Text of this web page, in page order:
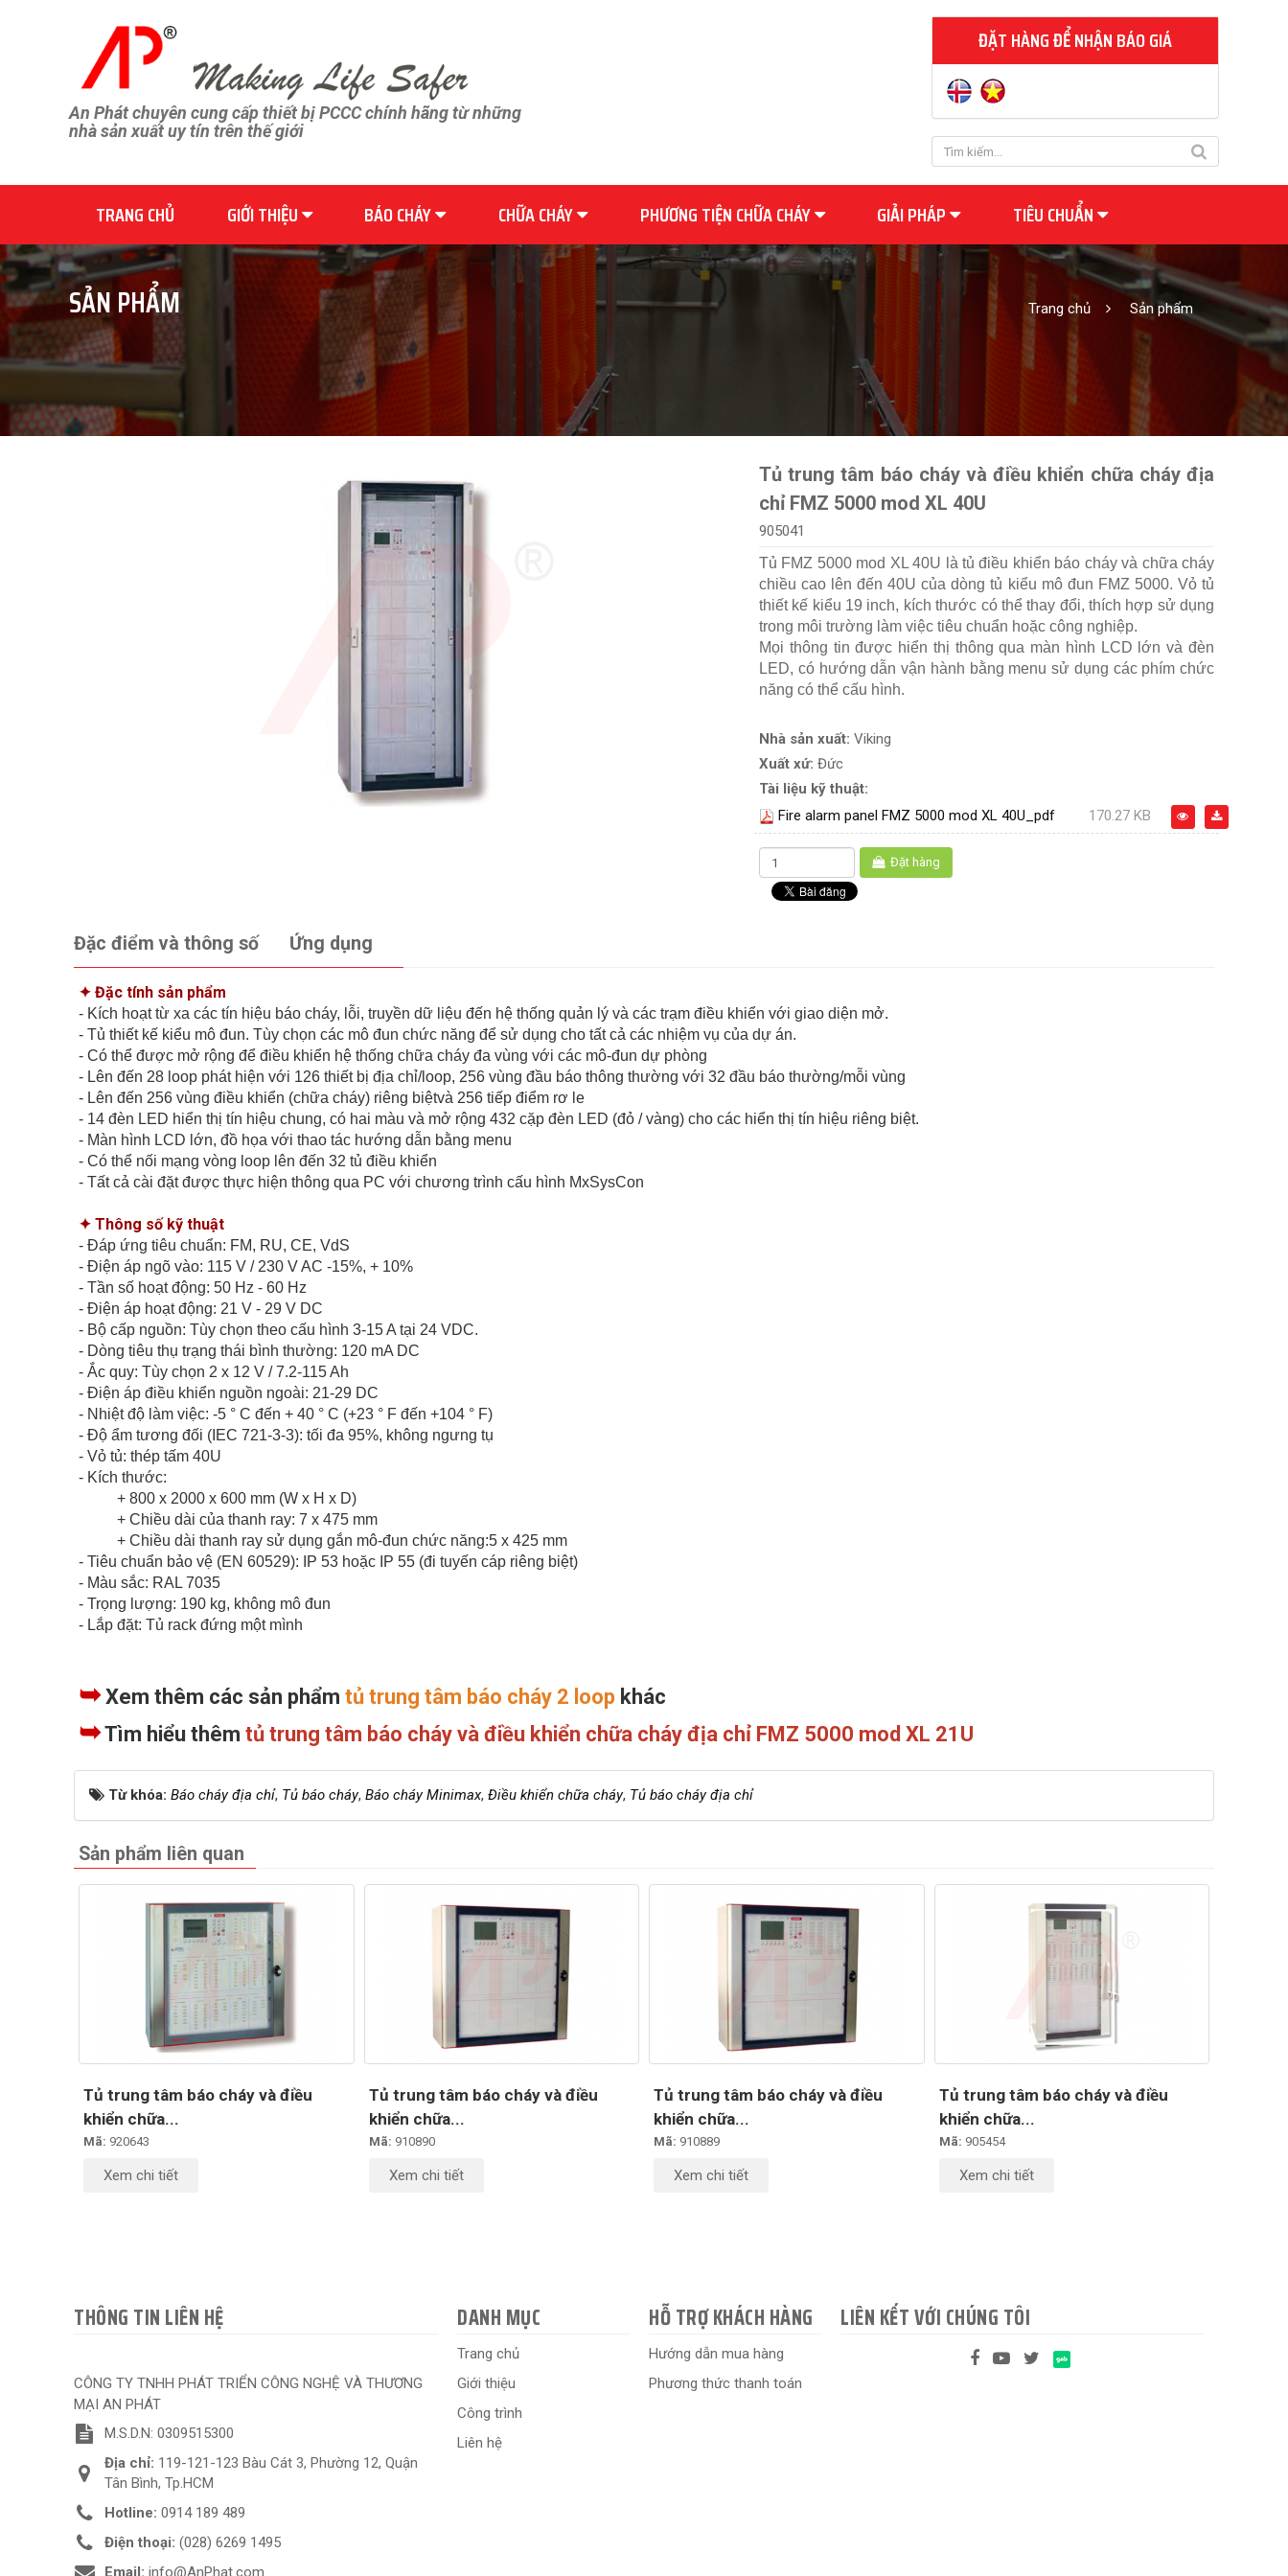
An Phát chuyên cung cấp thiết bị PCCC chính hãng từ những
nhà sản xuất uy tín trên thế giới
ĐẶT HÀNG ĐỂ NHẬN BÁO GIÁ
TRANG CHỦ GIỚI THIỆU BÁO CHÁY CHỮA CHÁY PHƯƠNG TIỆN CHỮA CHÁY GIẢI PHÁP TIÊU CHUẨN
SẢN PHẨM Trang chủ Sản phẩm
Tủ trung tâm báo cháy và điều khiển chữa cháy địa
chỉ FMZ 5000 mod XL 40U
905041
Tủ FMZ 5000 mod XL 40U là tủ điều khiển báo cháy và chữa cháy
chiều cao lên đến 40U của dòng tủ kiểu mô đun FMZ 5000. Vỏ tủ
thiết kế kiểu 19 inch, kích thước có thể thay đổi, thích hợp sử dụng
trong môi trường làm việc tiêu chuẩn hoặc công nghiệp.
Mọi thông tin được hiển thị thông qua màn hình LCD lớn và đèn
LED, có hướng dẫn vận hành bằng menu sử dụng các phím chức
năng có thể cấu hình.
Nhà sản xuất: Viking
Xuất xứ: Đức
Tài liệu kỹ thuật:
Fire alarm panel FMZ 5000 mod XL 40U_pdf
170.27 KB
Đặt hàng
Đặc điểm và thông số Ứng dụng
✦ Đặc tính sản phẩm
- Kích hoạt từ xa các tín hiệu báo cháy, lỗi, truyền dữ liệu đến hệ thống quản lý và các trạm điều khiển với giao diện mở.
- Tủ thiết kế kiểu mô đun. Tùy chọn các mô đun chức năng để sử dụng cho tất cả các nhiệm vụ của dự án.
- Có thể được mở rộng để điều khiển hệ thống chữa cháy đa vùng với các mô-đun dự phòng
- Lên đến 28 loop phát hiện với 126 thiết bị địa chỉ/loop, 256 vùng đầu báo thông thường với 32 đầu báo thường/mỗi vùng
- Lên đến 256 vùng điều khiển (chữa cháy) riêng biệtvà 256 tiếp điểm rơ le
- 14 đèn LED hiển thị tín hiệu chung, có hai màu và mở rộng 432 cặp đèn LED (đỏ / vàng) cho các hiển thị tín hiệu riêng biệt.
- Màn hình LCD lớn, đồ họa với thao tác hướng dẫn bằng menu
- Có thể nối mạng vòng loop lên đến 32 tủ điều khiển
- Tất cả cài đặt được thực hiện thông qua PC với chương trình cấu hình MxSysCon
✦ Thông số kỹ thuật
- Đáp ứng tiêu chuẩn: FM, RU, CE, VdS
- Điện áp ngõ vào: 115 V / 230 V AC -15%, + 10%
- Tần số hoạt động: 50 Hz - 60 Hz
- Điện áp hoạt động: 21 V - 29 V DC
- Bộ cấp nguồn: Tùy chọn theo cấu hình 3-15 A tại 24 VDC.
- Dòng tiêu thụ trạng thái bình thường: 120 mA DC
- Ắc quy: Tùy chọn 2 x 12 V / 7.2-115 Ah
- Điện áp điều khiển nguồn ngoài: 21-29 DC
- Nhiệt độ làm việc: -5 ° C đến + 40 ° C (+23 ° F đến +104 ° F)
- Độ ẩm tương đối (IEC 721-3-3): tối đa 95%, không ngưng tụ
- Vỏ tủ: thép tấm 40U
- Kích thước:
+ 800 x 2000 x 600 mm (W x H x D)
+ Chiều dài của thanh ray: 7 x 475 mm
+ Chiều dài thanh ray sử dụng gắn mô-đun chức năng:5 x 425 mm
- Tiêu chuẩn bảo vệ (EN 60529): IP 53 hoặc IP 55 (đi tuyến cáp riêng biệt)
- Màu sắc: RAL 7035
- Trọng lượng: 190 kg, không mô đun
- Lắp đặt: Tủ rack đứng một mình
➥Xem thêm các sản phẩm tủ trung tâm báo cháy 2 loop khác
➥Tìm hiểu thêm tủ trung tâm báo cháy và điều khiển chữa cháy địa chỉ FMZ 5000 mod XL 21U
Từ khóa: Báo cháy địa chỉ, Tủ báo cháy, Báo cháy Minimax, Điều khiển chữa cháy, Tủ báo cháy địa chỉ
Sản phẩm liên quan
Tủ trung tâm báo cháy và điều
khiển chữa...
Mã: 920643
Xem chi tiết
Tủ trung tâm báo cháy và điều
khiển chữa...
Mã: 910890
Xem chi tiết
Tủ trung tâm báo cháy và điều
khiển chữa...
Mã: 910889
Xem chi tiết
Tủ trung tâm báo cháy và điều
khiển chữa...
Mã: 905454
Xem chi tiết
THÔNG TIN LIÊN HỆ
CÔNG TY TNHH PHÁT TRIỂN CÔNG NGHỆ VÀ THƯƠNG
MẠI AN PHÁT
M.S.D.N: 0309515300
Địa chỉ: 119-121-123 Bàu Cát 3, Phường 12, Quận
Tân Bình, Tp.HCM
Hotline: 0914 189 489
Điện thoại: (028) 6269 1495
Email: info@AnPhat.com
DANH MỤC
Trang chủ
Giới thiệu
Công trình
Liên hệ
HỖ TRỢ KHÁCH HÀNG
Hướng dẫn mua hàng
Phương thức thanh toán
LIÊN KẾT VỚI CHÚNG TÔI